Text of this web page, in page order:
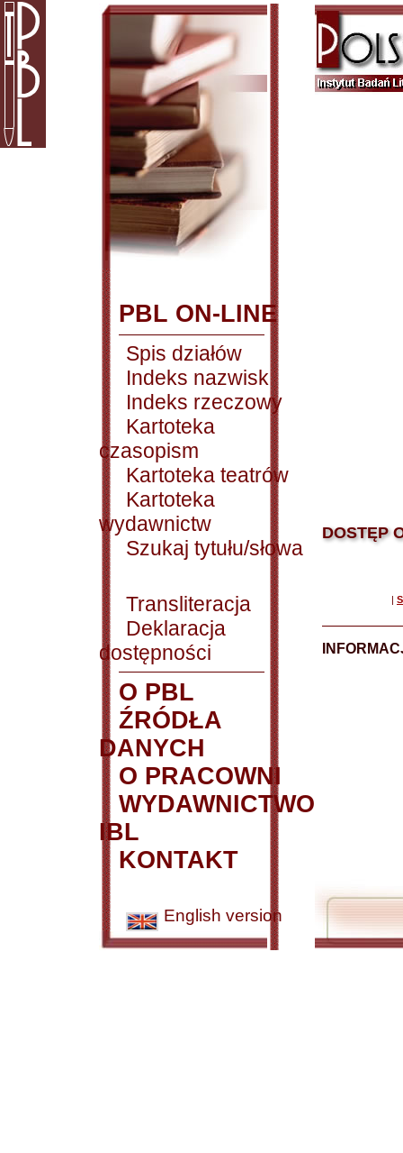
PBL ON-LINE
Spis działów
Indeks nazwisk
Indeks rzeczowy
Kartoteka
czasopism
Kartoteka teatrów
Kartoteka
wydawnictw
Szukaj tytułu/słowa
Transliteracja
Deklaracja
dostępności
O PBL
ŹRÓDŁA
DANYCH
O PRACOWNI
WYDAWNICTWO
IBL
KONTAKT
English version
DOSTĘP
|